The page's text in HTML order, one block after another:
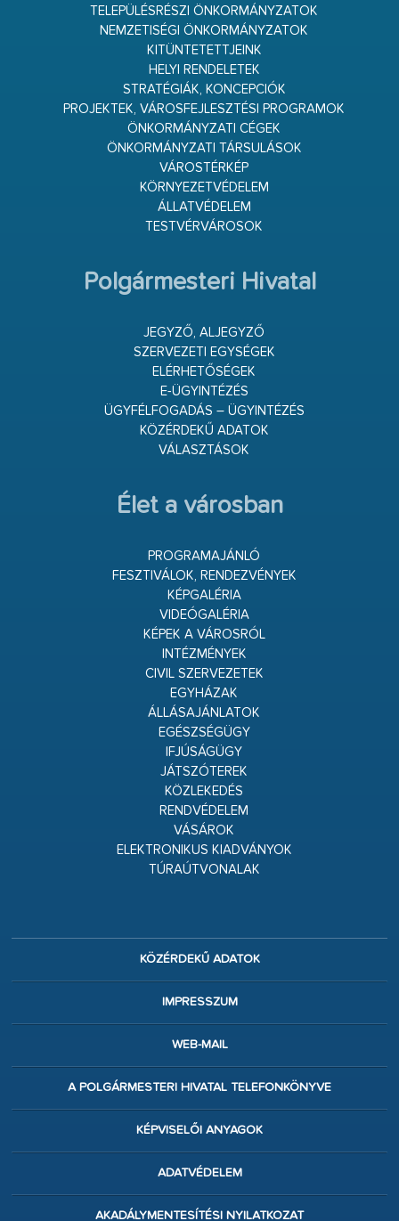
TELEPÜLÉSRÉSZI ÖNKORMÁNYZATOK
NEMZETISÉGI ÖNKORMÁNYZATOK
KITÜNTETETTJEINK
HELYI RENDELETEK
STRATÉGIÁK, KONCEPCIÓK
PROJEKTEK, VÁROSFEJLESZTÉSI PROGRAMOK
ÖNKORMÁNYZATI CÉGEK
ÖNKORMÁNYZATI TÁRSULÁSOK
VÁROSTÉRKÉP
KÖRNYEZETVÉDELEM
ÁLLATVÉDELEM
TESTVÉRVÁROSOK
Polgármesteri Hivatal
JEGYZŐ, ALJEGYZŐ
SZERVEZETI EGYSÉGEK
ELÉRHETŐSÉGEK
E-ÜGYINTÉZÉS
ÜGYFÉLFOGADÁS – ÜGYINTÉZÉS
KÖZÉRDEKŰ ADATOK
VÁLASZTÁSOK
Élet a városban
PROGRAMAJÁNLÓ
FESZTIVÁLOK, RENDEZVÉNYEK
KÉPGALÉRIA
VIDEÓGALÉRIA
KÉPEK A VÁROSRÓL
INTÉZMÉNYEK
CIVIL SZERVEZETEK
EGYHÁZAK
ÁLLÁSAJÁNLATOK
EGÉSZSÉGÜGY
IFJÚSÁGÜGY
JÁTSZÓTEREK
KÖZLEKEDÉS
RENDVÉDELEM
VÁSÁROK
ELEKTRONIKUS KIADVÁNYOK
TÚRAÚTVONALAK
KÖZÉRDEKŰ ADATOK
IMPRESSZUM
WEB-MAIL
A POLGÁRMESTERI HIVATAL TELEFONKÖNYVE
KÉPVISELŐI ANYAGOK
ADATVÉDELEM
AKADÁLYMENTESÍTÉSI NYILATKOZAT